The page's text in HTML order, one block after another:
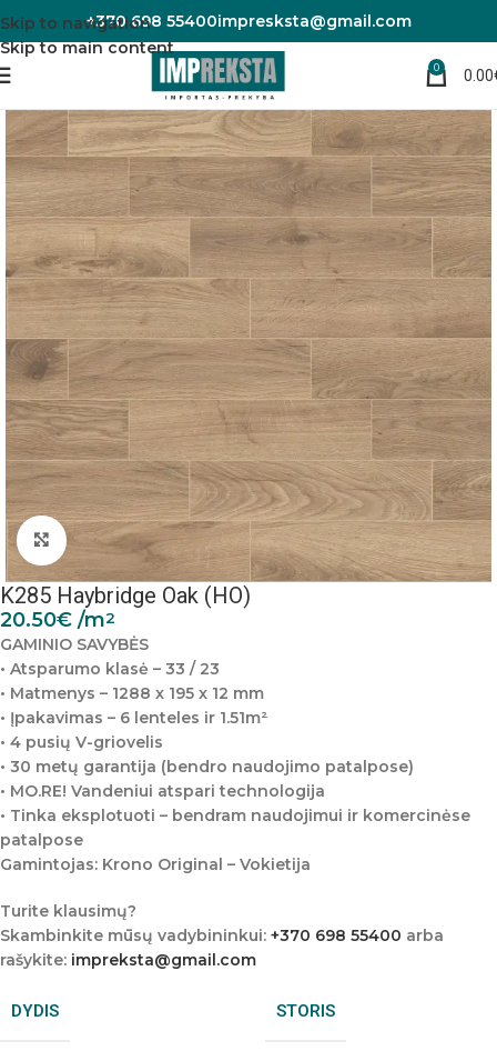
Skip to navigation
Skip to main content
+370 698 55400impresksta@gmail.com
0 0.00
Pradžia Laminuotos grindys
Padidinti nuotrauką
K285 Haybridge Oak (HO)
20.50€ /m2
GAMINIO SAVYBĖS
• Atsparumo klasė – 33 / 23
• Matmenys – 1288 x 195 x 12 mm
• Įpakavimas – 6 lenteles ir 1.51m²
• 4 pusių V-griovelis
• 30 metų garantija (bendro naudojimo patalpose)
• MO.RE! Vandeniui atspari technologija
• Tinka eksplotuoti – bendram naudojimui ir komercinėse
patalpose
Gamintojas: Krono Original – Vokietija
Turite klausimų?
Skambinkite mūsų vadybininkui: +370 698 55400 arba
rašykite: impreksta@gmail.com
DYDIS STORIS